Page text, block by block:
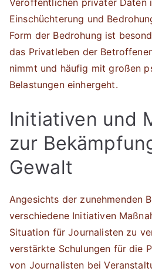
Veröffentlichen privater Daten
Einschüchterung und
Form der Bedrohung ist
das Privatleben der
nimmt und häufig mit großen
Belastungen einhergeht.
Initiativen und
zur
Gewalt
Angesichts der zunehmenden
verschiedene Initiativen
Situation für Journalisten zu
verstärkte Schulungen für die
von Journalisten bei